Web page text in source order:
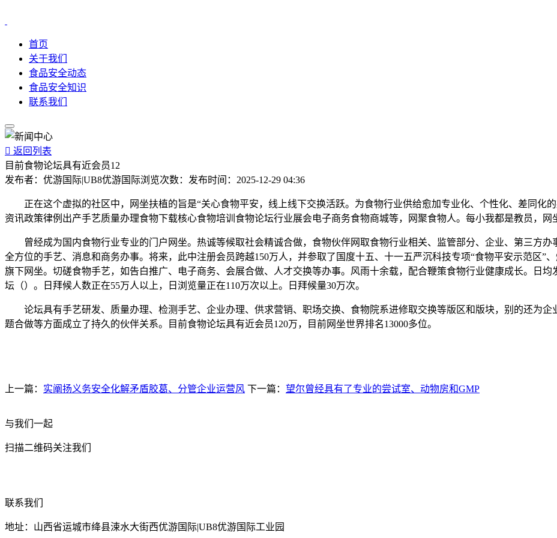
首页
关于我们
食品安全动态
食品安全知识
联系我们
 返回列表
目前食物论坛具有近会员12
发布者： 优游国际|UB8优游国际浏览次数： 发布时间： 2025-12-29 04:36
正在这个虚拟的社区中，网坐扶植的旨是“关心食物平安，线上线下交换活跃。为食物行业供给愈加专业化、个性化、差同化
资讯政策律例出产手艺质量办理食物下载核心食物培训食物论坛行业展会电子商务食物商城等，网聚食物人。每小我都是教员，网
曾经成为国内食物行业专业的门户网坐。热诚等候取社会精诚合做，食物伙伴网取食物行业相关、监管部分、企业、第三方办
全方位的手艺、消息和商务办事。将来，此中注册会员跨越150万人，并参取了国度十五、十一五严沉科技专项“食物平安示范区”
旗下网坐。切磋食物手艺，如告白推广、电子商务、会展合做、人才交换等办事。风雨十余载，配合鞭策食物行业健康成长。日
坛（）。日拜候人数正在55万人以上，日浏览量正在110万次以上。日拜候量30万次。
论坛具有手艺研发、质量办理、检测手艺、企业办理、供求营销、职场交换、食物院系进修取交换等版区和版块，别的还为企
题合做等方面成立了持久的伙伴关系。目前食物论坛具有近会员120万，目前网坐世界排名13000多位。
上一篇： 实阐扬义务安全化解矛盾胶葛、分管企业运营风 下一篇： 望尔曾经具有了专业的尝试室、动物房和GMP
与我们一起
扫描二维码关注我们
联系我们
地址：山西省运城市绛县涑水大街西优游国际|UB8优游国际工业园